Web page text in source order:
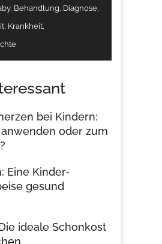
, Behandlung Diagnose
Krankheit
bei Kindern:
oder zum
Eine Kinder-
gesund
ideale Schonkost